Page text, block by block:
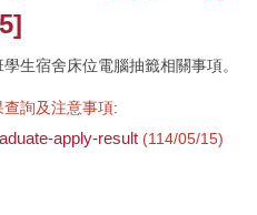
生宿舍床位電腦抽籤相關事項。
詢及注意事項:
apply-result (114/05/15)